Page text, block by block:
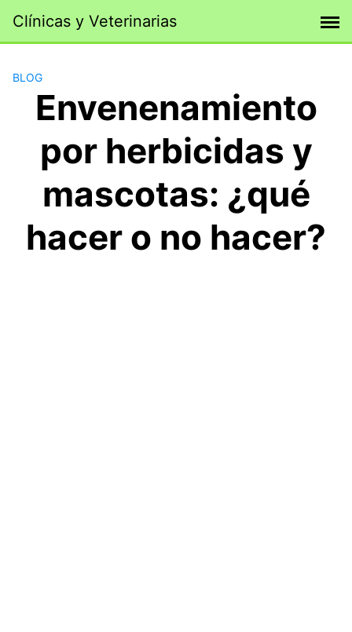
contenido
Clínicas y Veterinarias
BLOG
Envenenamiento
por herbicidas y
mascotas: ¿qué
hacer o no hacer?